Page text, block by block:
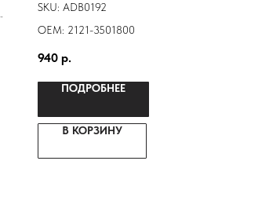
SKU: ADB0192
ОЕМ: 2121-3501800
940 р.
ПОДРОБНЕЕ
В КОРЗИНУ